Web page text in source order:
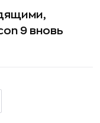
9 вновь